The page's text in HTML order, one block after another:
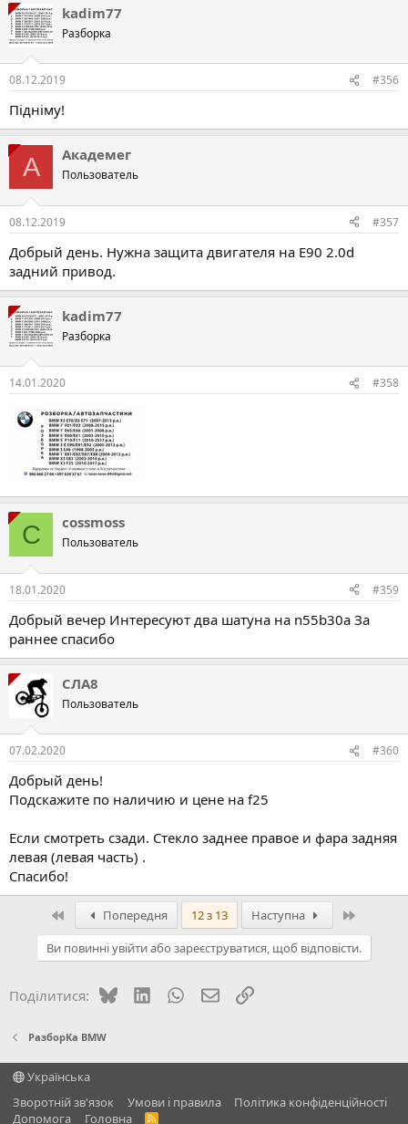
kadim77
Разборка
08.12.2019 #356
Підніму!
А Академег
Пользователь
08.12.2019 #357
Добрый день. Нужна защита двигателя на Е90 2.0d
задний привод.
kadim77
Разборка
14.01.2020 #358
C cossmoss
Пользователь
18.01.2020 #359
Добрый вечер Интересуют два шатуна на n55b30a За
раннее спасибо
СЛА8
Пользователь
07.02.2020 #360
Добрый день!
Подскажите по наличию и цене на f25
Если смотреть сзади. Стекло заднее правое и фара задняя
левая (левая часть) .
Спасибо!
ПершийПопередня 12 з 13 Наступна
Ви повинні увійти або зареєструватися, щоб відповісти.
Поділитися: BlueskyLinkedInWhatsApp
E-mailПосилання
РазборКа BMW
Українська
Зворотній зв'язок
Умови і правила
Політика конфіденційності
Дoпoмoга
Головна R